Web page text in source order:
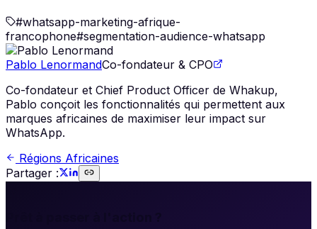
#whatsapp-marketing-afrique-
francophone#segmentation-audience-whatsapp
Pablo LenormandCo-fondateur & CPO
Co-fondateur et Chief Product Officer de Whakup,
Pablo conçoit les fonctionnalités qui permettent aux
marques africaines de maximiser leur impact sur
WhatsApp.
Régions Africaines
Partager :